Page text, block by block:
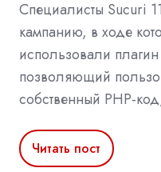
Специалисты Sucuri
кампанию, в ходе
использовали
позволяющий
собственный PHP-
Читать пост